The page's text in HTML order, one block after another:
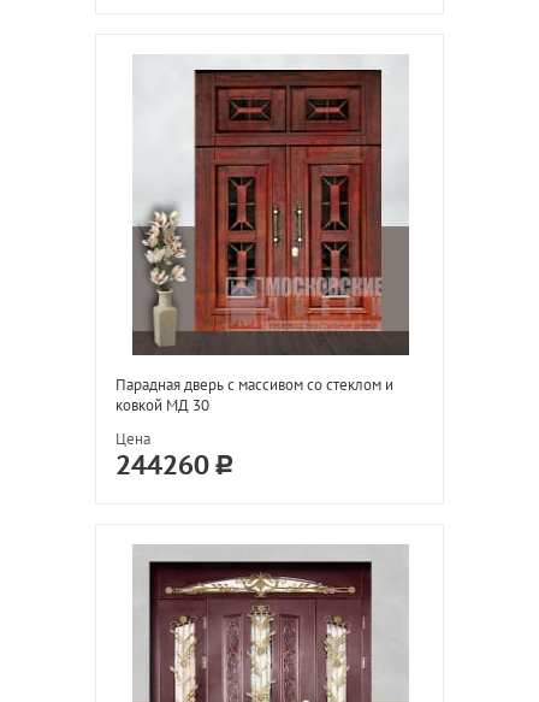
Парадная дверь с массивом со стеклом и
ковкой МД 30
Цена
244260